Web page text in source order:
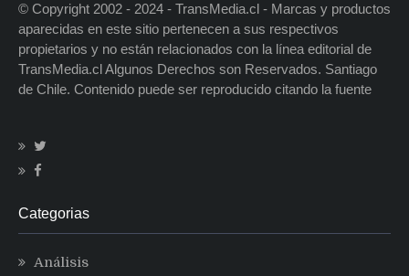
© Copyright 2002 - 2024 - TransMedia.cl - Marcas y productos
aparecidas en este sitio pertenecen a sus respectivos
propietarios y no están relacionados con la línea editorial de
TransMedia.cl Algunos Derechos son Reservados. Santiago
de Chile. Contenido puede ser reproducido citando la fuente
Categorias
Análisis